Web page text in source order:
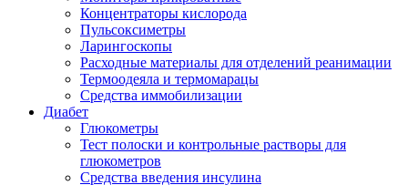
Концентраторы кислорода
Пульсоксиметры
Ларингоскопы
Расходные материалы для отделений реанимации
Термоодеяла и термомарацы
Средства иммобилизации
Диабет
Глюкометры
Тест полоски и контрольные растворы для
глюкометров
Средства введения инсулина